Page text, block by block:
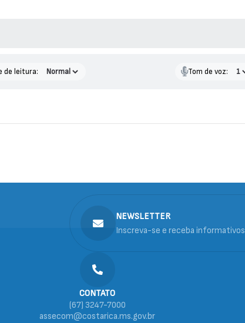
de leitura: Tom de voz:
CONTATO
(67) 3247-7000
assecom@costarica.ms.gov.br
NEWSLETTER
Inscreva-se e receba informativos